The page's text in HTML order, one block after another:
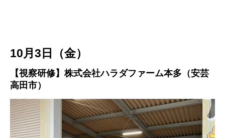
10月3日（金）
【視察研修】株式会社ハラダファーム本多（安芸
高田市）